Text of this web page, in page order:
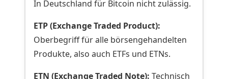
In Deutschland für Bitcoin nicht zulässig.
ETP (Exchange Traded Product):
Oberbegriff für alle börsengehandelten
Produkte, also auch ETFs und ETNs.
ETN (Exchange Traded Note): Technisch